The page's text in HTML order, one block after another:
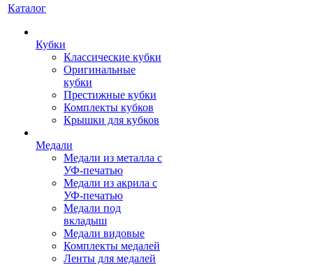
Каталог
Кубки
Классические кубки
Оригинальные
кубки
Престижные кубки
Комплекты кубков
Крышки для кубков
Медали
Медали из металла с
УФ-печатью
Медали из акрила с
УФ-печатью
Медали под
вкладыш
Медали видовые
Комплекты медалей
Ленты для медалей